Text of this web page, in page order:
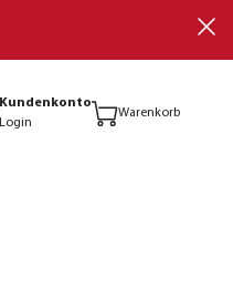
Kundenkonto
Login
Warenkorb